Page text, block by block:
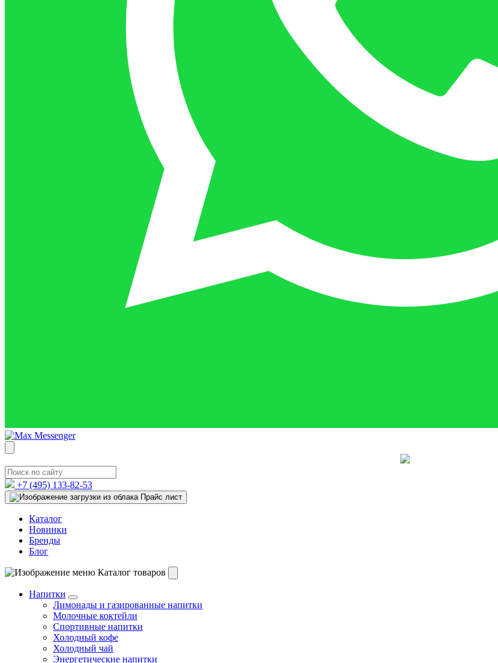
+7 (495) 133-82-53
Прайс лист
Каталог
Новинки
Бренды
Блог
Каталог товаров
Напитки
Лимонады и газированные напитки
Молочные коктейли
Спортивные напитки
Холодный кофе
Холодный чай
Энергетические напитки